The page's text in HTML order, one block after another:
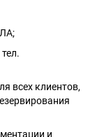
всех клиентов,
и